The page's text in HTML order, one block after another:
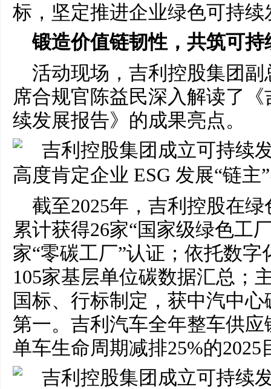
标，坚定推进企业绿色可持续
锻造价值链韧性，共筑可持
活动现场，吉利控股集团
席合规官陈益民深入解读了
续发展报告》的成果亮点。
截至2025年，吉利控股在
累计获得26家“国家级绿色工
家“零碳工厂”认证；依托数
105家基层单位碳数据汇总；
国标、行标制定，获中汽中
第一。吉利汽车全年整车供应
单车生命周期减排25%的2025